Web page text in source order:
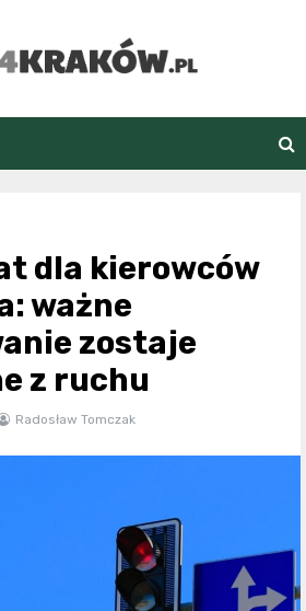
dla kierowców
ważne
zostaje
z ruchu
Radosław Tomczak